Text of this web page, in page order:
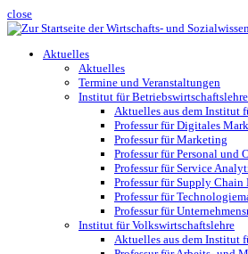
close
Aktuelles
Aktuelles
Termine und Veranstaltungen
Institut für Betriebswirtschaftslehre
Aktuelles aus dem Institut
Professur für Digitales
Professur für Marketing
Professur für Personal und
Professur für Service
Professur für Supply Chain
Professur für
Professur für
Institut für Volkswirtschaftslehre
Aktuelles aus dem Institut